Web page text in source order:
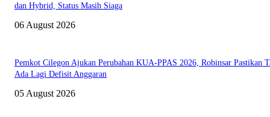
dan Hybrid, Status Masih Siaga
06 August 2026
Pemkot Cilegon Ajukan Perubahan KUA-PPAS 2026, Robinsar Pastikan
Ada Lagi Defisit Anggaran
05 August 2026